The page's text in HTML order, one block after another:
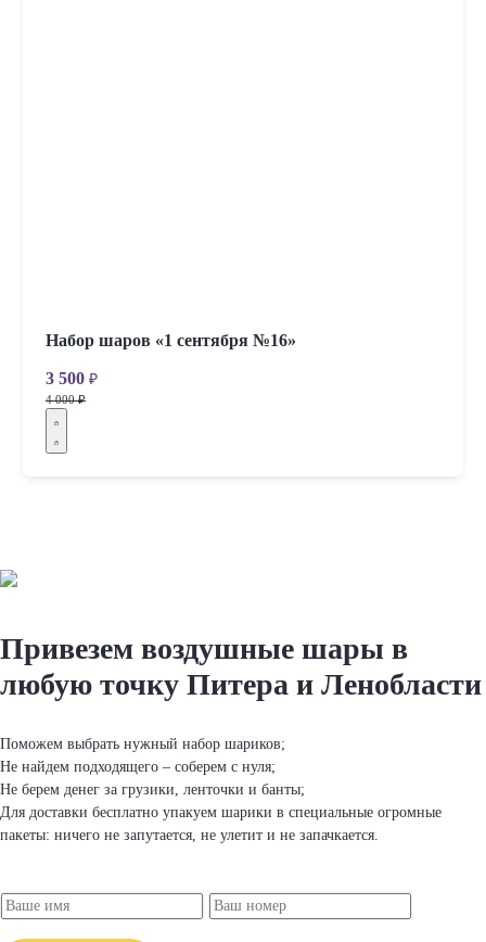
Набор шаров «1 сентября №16»
3 500 ₽
4 000 ₽
Привезем вoздушные шapы в
любую точку Питера и Ленобласти
Поможем выбрать нужный набор шapиков;
Не найдем подходящего – соберем с нуля;
Не берем денег за грузики, ленточки и банты;
Для доставки бесплатно упакуем шapики в специальные огромные
пакеты: ничего не запутается, не улетит и не запачкается.